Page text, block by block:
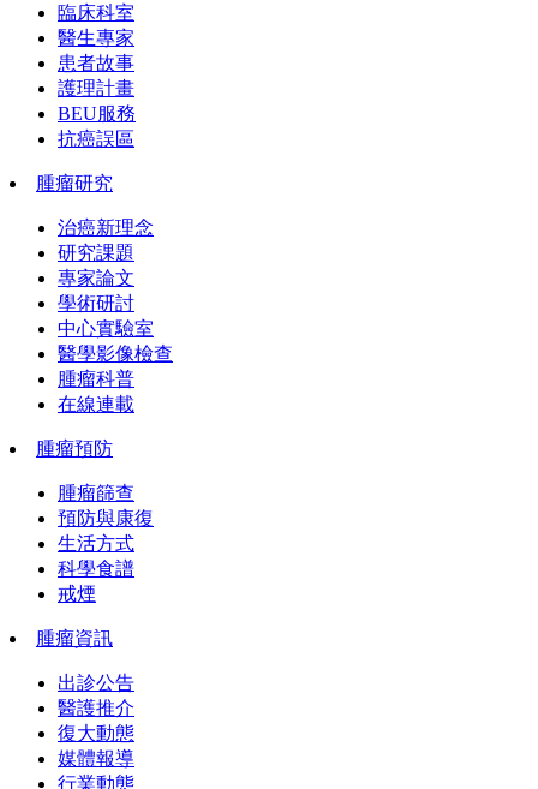
臨床科室
醫生專家
患者故事
護理計畫
BEU服務
抗癌誤區
腫瘤研究
治癌新理念
研究課題
專家論文
學術研討
中心實驗室
醫學影像檢查
腫瘤科普
在線連載
腫瘤預防
腫瘤篩查
預防與康復
生活方式
科學食譜
戒煙
腫瘤資訊
出診公告
醫護推介
復大動態
媒體報導
行業動態